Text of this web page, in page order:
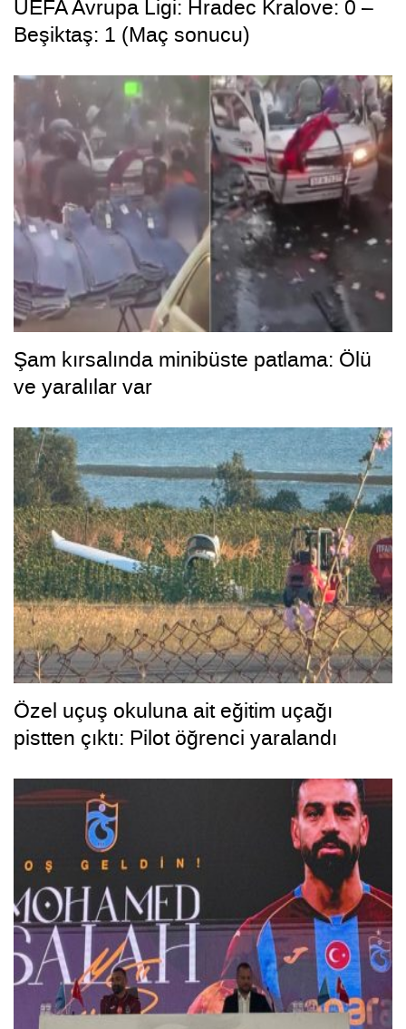
UEFA Avrupa Ligi: Hradec Kralove: 0 –
Beşiktaş: 1 (Maç sonucu)
Şam kırsalında minibüste patlama: Ölü
ve yaralılar var
Özel uçuş okuluna ait eğitim uçağı
pistten çıktı: Pilot öğrenci yaralandı